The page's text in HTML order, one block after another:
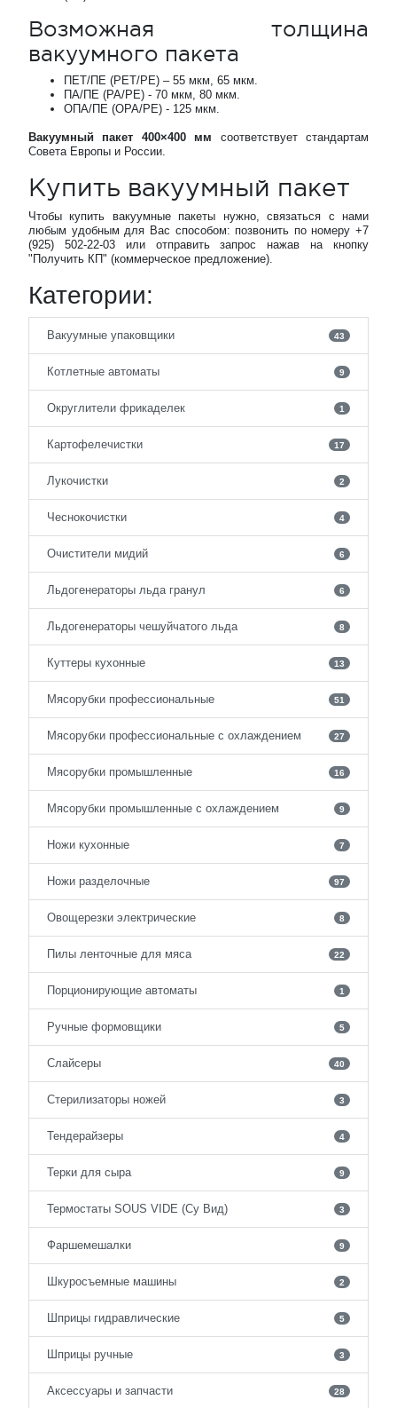
Возможная толщина
вакуумного пакета
ПЕТ/ПЕ (PET/PE) – 55 мкм, 65 мкм.
ПА/ПЕ (PA/PE) - 70 мкм, 80 мкм.
ОПА/ПЕ (OPA/PE) - 125 мкм.
Вакуумный пакет 400×400 мм соответствует стандартам
Совета Европы и России.
Купить вакуумный пакет
Чтобы купить вакуумные пакеты нужно, связаться с нами
любым удобным для Вас способом: позвонить по номеру +7
(925) 502-22-03 или отправить запрос нажав на кнопку
"Получить КП" (коммерческое предложение).
Категории:
Вакуумные упаковщики 43
Котлетные автоматы 9
Округлители фрикаделек 1
Картофелечистки 17
Лукочистки 2
Чеснокочистки 4
Очистители мидий 6
Льдогенераторы льда гранул 6
Льдогенераторы чешуйчатого льда 8
Куттеры кухонные 13
Мясорубки профессиональные 51
Мясорубки профессиональные с охлаждением 27
Мясорубки промышленные 16
Мясорубки промышленные с охлаждением 9
Ножи кухонные 7
Ножи разделочные 97
Овощерезки электрические 8
Пилы ленточные для мяса 22
Порционирующие автоматы 1
Ручные формовщики 5
Слайсеры 40
Стерилизаторы ножей 3
Тендерайзеры 4
Терки для сыра 9
Термостаты SOUS VIDE (Су Вид) 3
Фаршемешалки 9
Шкуросъемные машины 2
Шприцы гидравлические 5
Шприцы ручные 3
Аксессуары и запчасти 28